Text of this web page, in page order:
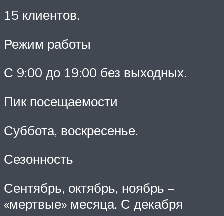
15 клиентов.
Режим работы
С 9:00 до 19:00 без выходных.
Пик посещаемости
Суббота, воскресенье.
Сезонность
Сентябрь, октябрь, ноябрь –
«мертвые» месяца. С декабря